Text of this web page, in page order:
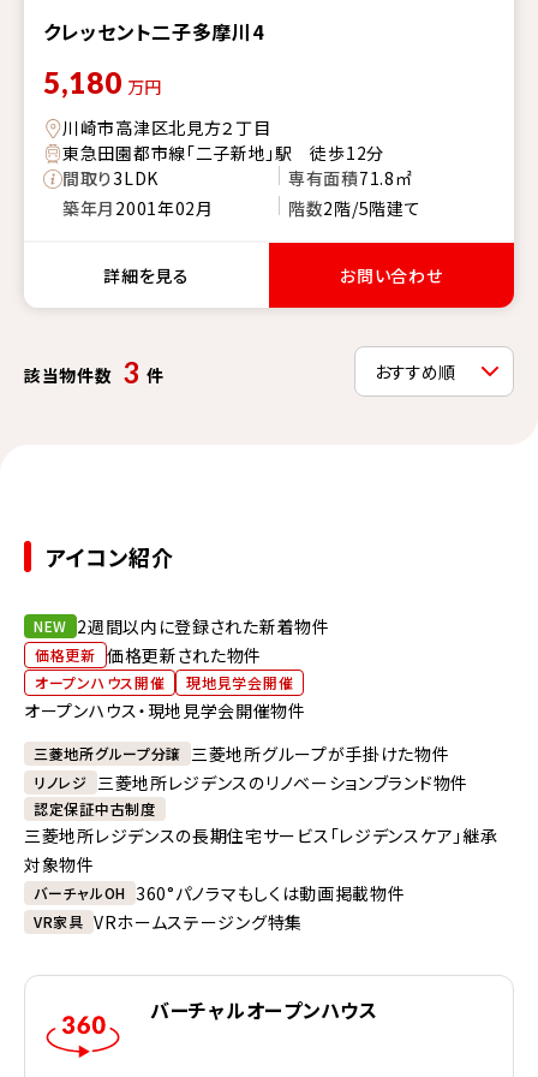
クレッセント二子多摩川4
5,180 万円
川崎市高津区北見方２丁目
東急田園都市線「二子新地」駅 徒歩12分
間取り3LDK 専有面積71.8㎡
築年月 2001年02月 階数2階/5階建て
詳細を見る お問い合わせ
該当物件数 3 件
アイコン紹介
NEW 2週間以内に登録された新着物件
価格更新 価格更新された物件
オープンハウス開催 現地見学会開催
オープンハウス・現地見学会開催物件
三菱地所グループ分譲 三菱地所グループが手掛けた物件
リノレジ 三菱地所レジデンスのリノベーションブランド物件
認定保証中古制度
三菱地所レジデンスの長期住宅サービス「レジデンスケア」継承
対象物件
バーチャルOH 360°パノラマもしくは動画掲載物件
VR家具 VRホームステージング特集
バーチャルオープンハウス